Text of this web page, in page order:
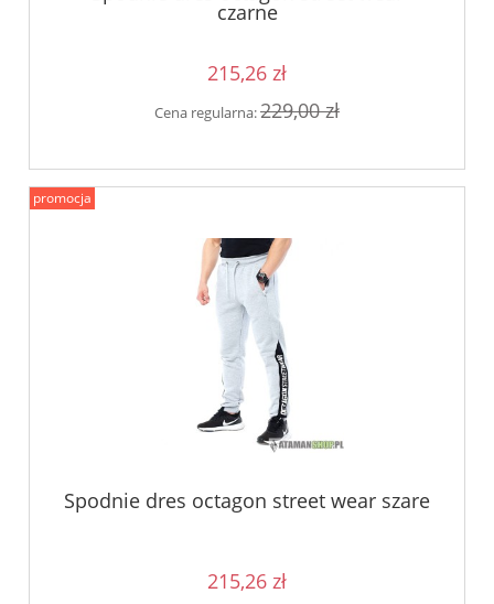
czarne
215,26 zł
Cena regularna:229,00 zł
Spodnie dres octagon street wear szare
215,26 zł
promocja